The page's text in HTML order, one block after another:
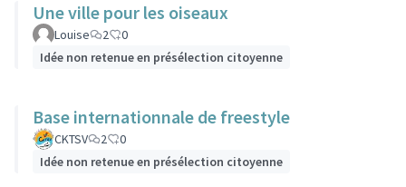
Une ville pour les oiseaux
Louise 2
0
Idée non retenue en présélection citoyenne
Base internationnale de freestyle
CKTSV 2
0
Idée non retenue en présélection citoyenne